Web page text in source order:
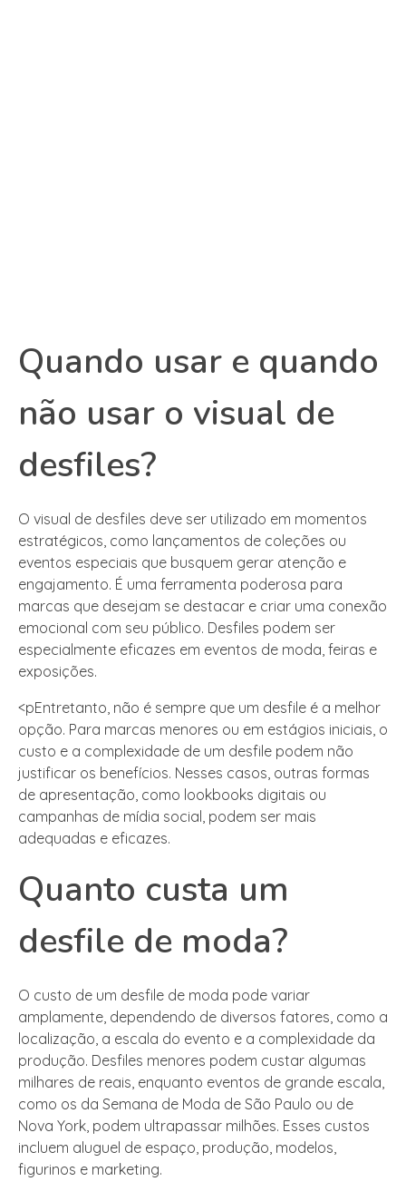
Quando usar e quando
não usar o visual de
desfiles?
O visual de desfiles deve ser utilizado em momentos
estratégicos, como lançamentos de coleções ou
eventos especiais que busquem gerar atenção e
engajamento. É uma ferramenta poderosa para
marcas que desejam se destacar e criar uma conexão
emocional com seu público. Desfiles podem ser
especialmente eficazes em eventos de moda, feiras e
exposições.
<pEntretanto, não é sempre que um desfile é a melhor
opção. Para marcas menores ou em estágios iniciais, o
custo e a complexidade de um desfile podem não
justificar os benefícios. Nesses casos, outras formas
de apresentação, como lookbooks digitais ou
campanhas de mídia social, podem ser mais
adequadas e eficazes.
Quanto custa um
desfile de moda?
O custo de um desfile de moda pode variar
amplamente, dependendo de diversos fatores, como a
localização, a escala do evento e a complexidade da
produção. Desfiles menores podem custar algumas
milhares de reais, enquanto eventos de grande escala,
como os da Semana de Moda de São Paulo ou de
Nova York, podem ultrapassar milhões. Esses custos
incluem aluguel de espaço, produção, modelos,
figurinos e marketing.